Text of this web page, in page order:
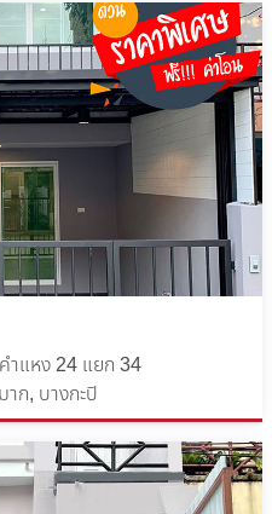
ำแหง 24 แยก 34
ก, บางกะปิ